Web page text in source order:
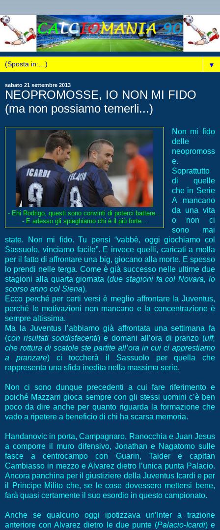
▼
sabato 21 settembre 2013
NEOPROMOSSE, IO NON MI FIDO
(ma non possiamo temerli...)
- Ehi Rodrigo, questi sono convinti di poterci battere...
- E adesso gli spieghiamo chi è il più forte...
Non mi fido
delle
neopromoss
e.
Soprattutto
di quelle
che in Serie
A mancano
da una vita
o non ci
sono mai
state. Non mi fido. Tu pensi “vabbè, oggi giochiamo col
Sassuolo, vinciamo facile”. E invece quelli, caricati a molla
per il fatto di affrontare una big, giocano alla morte. E spesso
lo prendi nelle terga. Come è già successo nelle ultime due
stagioni alla quarta giornata (due stagioni fa col Novara, lo
scorso anno col Siena).
Ecco perché per certi versi è meglio affrontare la Juventus,
perché le motivazioni non mancano e la concentrazione è
sempre altissima.
Ma la Juventus l’abbiamo già affrontata una settimana fa
(con risultati soddisfacenti) e domani all’ora di pranzo (uff,
che rottura di scatole ste partite all’ora in cui ci apprestiamo
a pranzare) ci toccherà il Sassuolo per quella che
rappresenta una sfida inedita nella massima serie.
Non ci sono dunque precedenti a cui fare riferimento e
poiché Mazzarri gioca sempre con gli stessi uomini c’è ben
poco da dire anche per quanto riguarda la formazione che
vado a ripetere a beneficio di chi ha scarsa memoria.
Handanovic in porta, Campagnaro, Ranocchia e Juan Jesus
a comporre il muro difensivo, Jonathan e Nagatomo sulle
fasce a centrocampo con Guarin, Taider e capitan
Cambiasso in mezzo e Alvarez dietro l’unica punta Palacio.
Ancora panchina per il giustiziere della Juventus Icardi e per
il Principe Milito che, se le cose dovessero mettersi bene,
farà quasi certamente il suo esordio in questo campionato.
Anche se qualcuno oggi ipotizzava un’Inter a trazione
anteriore con Alvarez dietro le due punte (Palacio-Icardi) e